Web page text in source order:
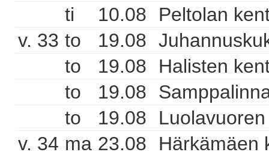
ti
10.08
Peltolan
v. 33 to 19.08
to
19.08
Halisten
to
19.08
to
19.08
v. 34 ma 23.08
Härkämäen